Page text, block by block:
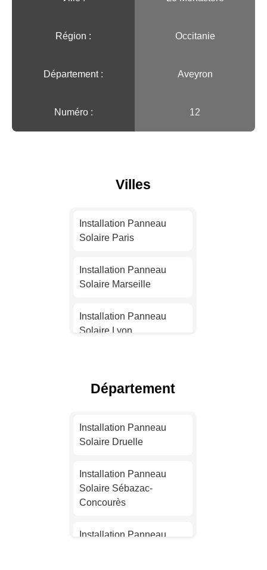
Région :️ Occitanie
Département : Aveyron
Numéro : 12
Villes
Installation Panneau
Solaire Paris
Installation Panneau
Solaire Marseille
Installation Panneau
Solaire Lyon
Solaire Nice
Solaire Nantes
Installation Panneau
Département
Installation Panneau
Solaire Druelle
Installation Panneau
Solaire Sébazac-
Concourès
Installation Panneau